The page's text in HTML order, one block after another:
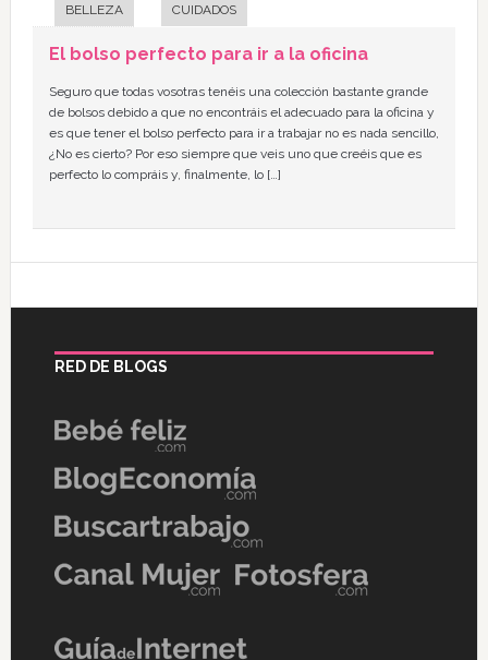
BELLEZA CUIDADOS
El bolso perfecto para ir a la oficina
Seguro que todas vosotras tenéis una colección bastante grande
de bolsos debido a que no encontráis el adecuado para la oficina y
es que tener el bolso perfecto para ir a trabajar no es nada sencillo,
¿No es cierto? Por eso siempre que veis uno que creéis que es
perfecto lo compráis y, finalmente, lo […]
RED DE BLOGS